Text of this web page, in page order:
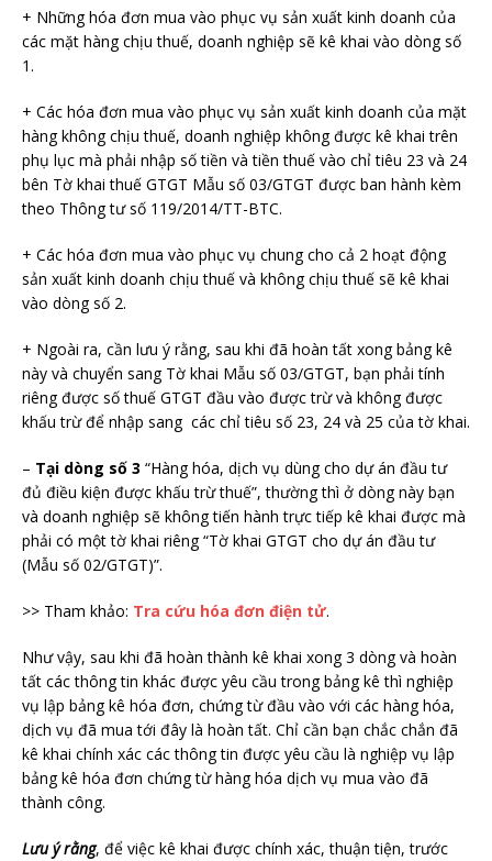
+ Những hóa đơn mua vào phục vụ sản xuất kinh doanh của
các mặt hàng chịu thuế, doanh nghiệp sẽ kê khai vào dòng số
1.
+ Các hóa đơn mua vào phục vụ sản xuất kinh doanh của mặt
hàng không chịu thuế, doanh nghiệp không được kê khai trên
phụ lục mà phải nhập số tiền và tiền thuế vào chỉ tiêu 23 và 24
bên Tờ khai thuế GTGT Mẫu số 03/GTGT được ban hành kèm
theo Thông tư số 119/2014/TT-BTC.
+ Các hóa đơn mua vào phục vụ chung cho cả 2 hoạt động
sản xuất kinh doanh chịu thuế và không chịu thuế sẽ kê khai
vào dòng số 2.
+ Ngoài ra, cần lưu ý rằng, sau khi đã hoàn tất xong bảng kê
này và chuyển sang Tờ khai Mẫu số 03/GTGT, bạn phải tính
riêng được số thuế GTGT đầu vào được trừ và không được
khấu trừ để nhập sang các chỉ tiêu số 23, 24 và 25 của tờ khai.
– Tại dòng số 3 “Hàng hóa, dịch vụ dùng cho dự án đầu tư
đủ điều kiện được khấu trừ thuế”, thường thì ở dòng này bạn
và doanh nghiệp sẽ không tiến hành trực tiếp kê khai được mà
phải có một tờ khai riêng “Tờ khai GTGT cho dự án đầu tư
(Mẫu số 02/GTGT)”.
>> Tham khảo: Tra cứu hóa đơn điện tử.
Như vậy, sau khi đã hoàn thành kê khai xong 3 dòng và hoàn
tất các thông tin khác được yêu cầu trong bảng kê thì nghiệp
vụ lập bảng kê hóa đơn, chứng từ đầu vào với các hàng hóa,
dịch vụ đã mua tới đây là hoàn tất. Chỉ cần bạn chắc chắn đã
kê khai chính xác các thông tin được yêu cầu là nghiệp vụ lập
bảng kê hóa đơn chứng từ hàng hóa dịch vụ mua vào đã
thành công.
Lưu ý rằng, để việc kê khai được chính xác, thuận tiện, trước